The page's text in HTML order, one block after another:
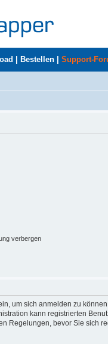
Bestellen Support-
verbergen
um sich anmelden zu
kann registrierten
Regelungen, bevor Sie sich